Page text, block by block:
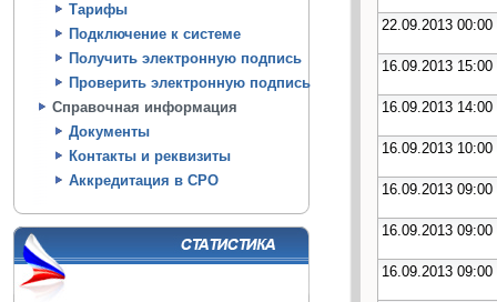
Тарифы
Подключение к системе
Получить электронную подпись
Проверить электронную подпись
Справочная информация
Документы
Контакты и реквизиты
Аккредитация в СРО
22.09.2013 00:00
16.09.2013 15:00
16.09.2013 14:00
16.09.2013 10:00
16.09.2013 09:00
16.09.2013 09:00
16.09.2013 09:00